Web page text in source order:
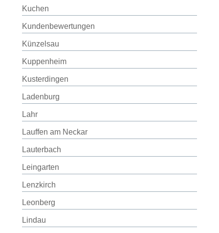
Kuchen
Kundenbewertungen
Künzelsau
Kuppenheim
Kusterdingen
Ladenburg
Lahr
Lauffen am Neckar
Lauterbach
Leingarten
Lenzkirch
Leonberg
Lindau